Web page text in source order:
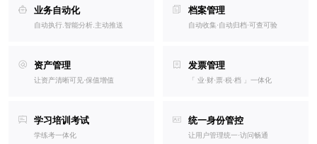
业务自动化
自动执行.智能分析.主动推送
资产管理
让资产清晰可见·保值增值
学习培训考试
学练考一体化
档案管理
自动收集·自动归档·可查可验
发票管理
「 业·财·票·税·档 」一体化
统一身份管控
让用户管理统一·访问畅通